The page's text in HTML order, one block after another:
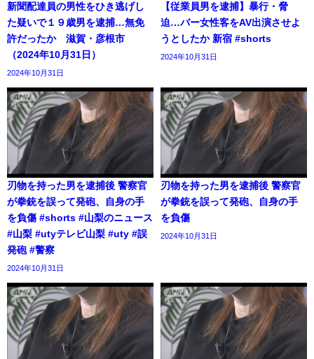
新聞配達員の男性をひき逃げし
た疑いで１９歳男を逮捕…無免
許だったか 滋賀・彦根市
（2024年10月31日）
2024年10月31日
【従業員男を逮捕】暴行・脅
迫…バー女性客をAV出演させよ
うとしたか 新宿 #shorts
2024年10月31日
刃物を持った男を逮捕後 警察官
が拳銃を誤って発砲、自身の手
を負傷 #shorts #山梨のニュース
#山梨 #utyテレビ山梨 #uty #誤
発砲 #警察
2024年10月31日
刃物を持った男を逮捕後 警察官
が拳銃を誤って発砲、自身の手
を負傷
2024年10月31日